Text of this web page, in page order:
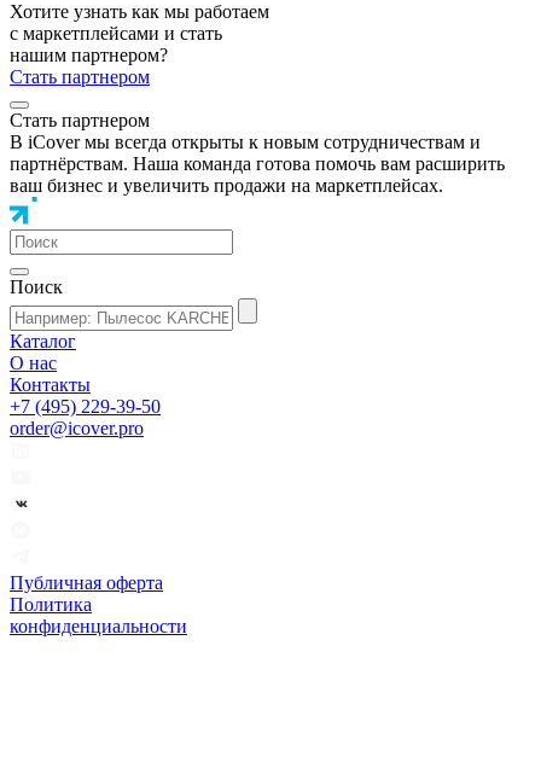
Хотите узнать как мы работаем
с маркетплейсами и стать
нашим партнером?
Стать партнером
Стать партнером
В iCover мы всегда открыты к новым сотрудничествам и
партнёрствам. Наша команда готова помочь вам расширить
ваш бизнес и увеличить продажи на маркетплейсах.
Поиск
Каталог
О нас
Контакты
+7 (495) 229-39-50
order@icover.pro
Публичная оферта
Политика
конфиденциальности